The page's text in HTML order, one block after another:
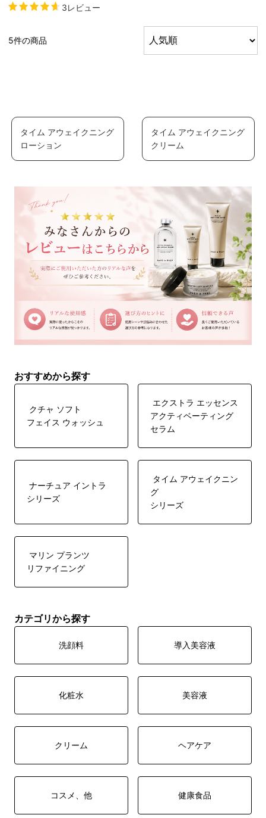
3レビュー
5件の商品
タイム アウェイクニング
ローション
タイム アウェイクニング
クリーム
おすすめから探す
クチャ ソフト
フェイス ウォッシュ
エクストラ エッセンス
アクティベーティング
セラム
ナーチュア イントラ
シリーズ
タイム アウェイクニン
グ
シリーズ
マリン プランツ
リファイニング
カテゴリから探す
洗顔料 導入美容液
化粧水 美容液
クリーム ヘアケア
コスメ、他 健康食品